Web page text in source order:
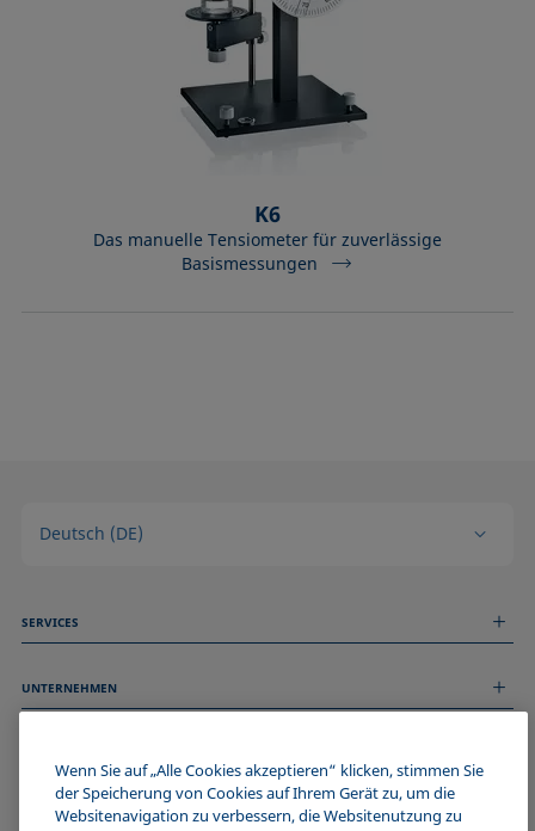
K6
Das manuelle Tensiometer für zuverlässige
Basismessungen
Deutsch (DE)
SERVICES
Technischer Service
UNTERNEHMEN
Stellenangebote
Events
Impressum
Datenschutzerklärung
WERDE TEIL DER KRÜSS COMMUNITY
Wenn Sie auf „Alle Cookies akzeptieren“ klicken, stimmen Sie
der Speicherung von Cookies auf Ihrem Gerät zu, um die
Websitenavigation zu verbessern, die Websitenutzung zu